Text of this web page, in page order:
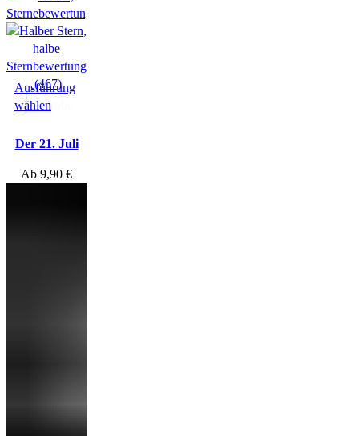
(467)
Hörprobe
Ausführung
wählen
Der 21. Juli
Ab 9,90 €